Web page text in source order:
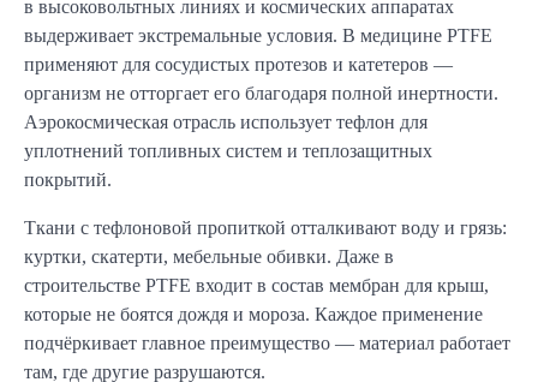
в высоковольтных линиях и космических аппаратах
выдерживает экстремальные условия. В медицине PTFE
применяют для сосудистых протезов и катетеров —
организм не отторгает его благодаря полной инертности.
Аэрокосмическая отрасль использует тефлон для
уплотнений топливных систем и теплозащитных
покрытий.
Ткани с тефлоновой пропиткой отталкивают воду и грязь:
куртки, скатерти, мебельные обивки. Даже в
строительстве PTFE входит в состав мембран для крыш,
которые не боятся дождя и мороза. Каждое применение
подчёркивает главное преимущество — материал работает
там, где другие разрушаются.